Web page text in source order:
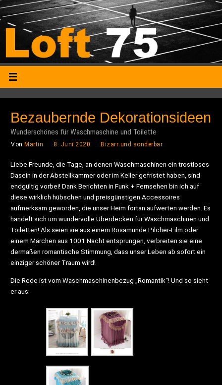
Bezaubernde Dekorationsideen
Wunderschönes für Waschmaschine und Toilette
Von Martin 8. Juni 2020 Bizarr und sonderbar
Liebe Freunde, die Tage, an denen Waschmaschinen ein trostloses
Dasein in der Abstellkammer oder im Keller gefristet haben, sind
endgültig vorbei! Dank Berichten in Funk + Fernsehen bin ich auf
diese wirklich hübschen und preisgünstigen Accessoires
aufmerksam geworden, die unser Heim fortan aufwerten werden. Es
handelt sich um wundervolle Überdecken für Waschmaschinen und
Toiletten! Als seien sie aus einem Rosamunde Pilcher-Film oder
einem Märchen aus 1001 Nacht entsprungen, verbreiten sie eine
dermaßen romantische Stimmung, dass unser Leben ab sofort ein
einziger schöner Traum wird!
Die Rede ist vom Waschmaschinenbezug „Romantik“! Und so sieht
er aus: